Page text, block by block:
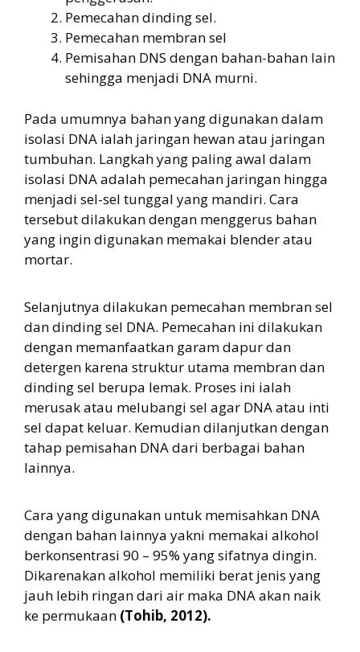
Pemecahan dinding sel.
Pemecahan membran sel
Pemisahan DNS dengan bahan-bahan lain
sehingga menjadi DNA murni.
Pada umumnya bahan yang digunakan dalam
isolasi DNA ialah jaringan hewan atau jaringan
tumbuhan. Langkah yang paling awal dalam
isolasi DNA adalah pemecahan jaringan hingga
menjadi sel-sel tunggal yang mandiri. Cara
tersebut dilakukan dengan menggerus bahan
yang ingin digunakan memakai blender atau
mortar.
Selanjutnya dilakukan pemecahan membran sel
dan dinding sel DNA. Pemecahan ini dilakukan
dengan memanfaatkan garam dapur dan
detergen karena struktur utama membran dan
dinding sel berupa lemak. Proses ini ialah
merusak atau melubangi sel agar DNA atau inti
sel dapat keluar. Kemudian dilanjutkan dengan
tahap pemisahan DNA dari berbagai bahan
lainnya.
Cara yang digunakan untuk memisahkan DNA
dengan bahan lainnya yakni memakai alkohol
berkonsentrasi 90 – 95% yang sifatnya dingin.
Dikarenakan alkohol memiliki berat jenis yang
jauh lebih ringan dari air maka DNA akan naik
ke permukaan (Tohib, 2012).